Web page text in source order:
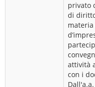
privato
di
attività
con i